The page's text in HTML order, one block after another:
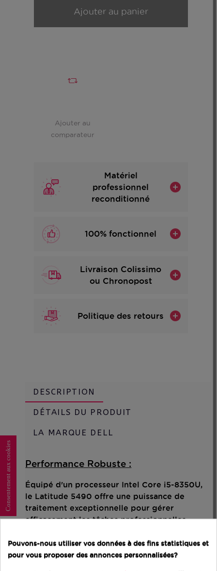
Ajouter au panier
Ajouter au
comparateur
Matériel
professionnel
reconditionné
100% fonctionnel
Livraison Colissimo
ou Chronopost
Politique des retours
DESCRIPTION
DÉTAILS DU PRODUIT
LA MARQUE DELL
Performance Robuste :
Équipé d'un processeur Intel Core i5-8350U,
le Latitude 5490 offre une puissance de
traitement exceptionnelle pour gérer
efficacement les tâches professionnelles
Écran Antireflet Full HD :
Pouvons-nous utiliser vos données à des fins statistiques et
pour vous proposer des annonces personnalisées?
Consentement aux cookies